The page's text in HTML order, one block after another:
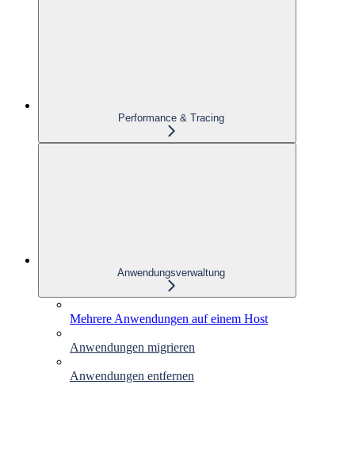
Performance & Tracing
Anwendungsverwaltung
Mehrere Anwendungen auf einem Host
Anwendungen migrieren
Anwendungen entfernen